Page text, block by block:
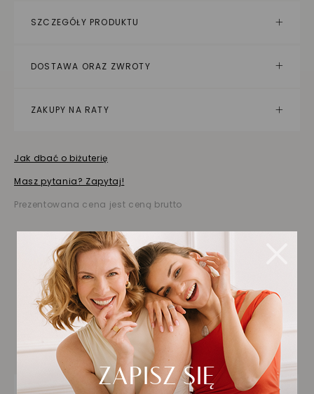
SZCZEGÓŁY PRODUKTU
DOSTAWA ORAZ ZWROTY
ZAKUPY NA RATY
Jak dbać o biżuterię
Masz pytania? Zapytaj!
Prezentowana cena jest ceną brutto
Biżuteria wybrana dla
Ciebie